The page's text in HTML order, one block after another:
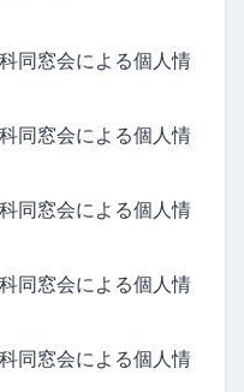
同窓会による個人情
同窓会による個人情
同窓会による個人情
同窓会による個人情
同窓会による個人情